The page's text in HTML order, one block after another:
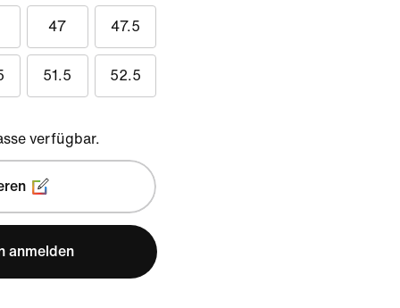
47 47.5
51.5 52.5
verfügbar.
anmelden